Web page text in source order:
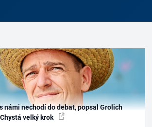
námi nechodí do debat, popsal Grolich
velký krok